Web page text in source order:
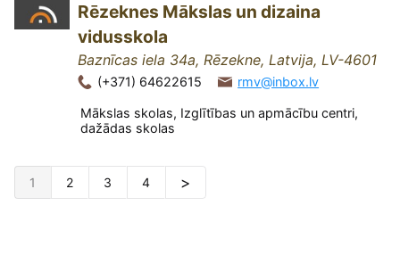
Rēzeknes Mākslas un dizaina
vidusskola
Baznīcas iela 34a, Rēzekne, Latvija, LV-4601
(+371) 64622615 rmv@inbox.lv
Mākslas skolas, Izglītības un apmācību centri,
dažādas skolas
1 2 3 4